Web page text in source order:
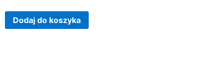
Dodaj do koszyka